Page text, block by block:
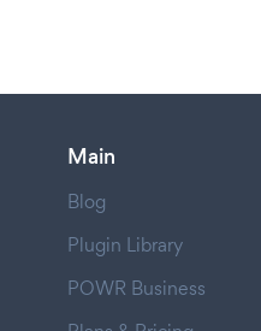
Main
Blog
Plugin Library
POWR Business